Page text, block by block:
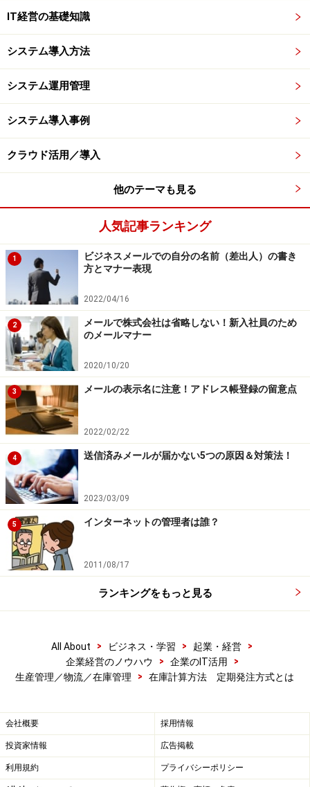
ば、資材在庫はほぼゼロになります。ただ納入する資材
メーカはたまったものではありません。輸送コストなど
を資材代に上乗せせざるをえなくなり、その分、製品コ
ストが上昇します。これは前回の経済的発注量で学びま
した。」
社長：「なるほど。発注コストが増えるわけですね。」
アドバイザー：「また経済的発注量の計算で全体の資材
について計算してみましたが、最適な年間発注回数は30
年間の発注回数 ＝ 資材の年間消費量÷１回あたりの
発注量
資材の年間消費量 ９，０００，０００個
一回当たりの発注量 ３００，０００個
年間の発注回数 ９，０００，０００÷３００，０００
＝３０回
アドバイザー：「製品全体からみても月2回以上の発注
タイミングが最適です。」
製品の重要度により発注方式を変える
社長：「特に製品Ｃに関しては資材発注のタイミングを
もう少し短くした方がよいということですね。」
製品の重要度により発注方式を変える
アドバイザー：「納入先との交渉になりますが、製品Ｃ
納入でよいでしょう。これだけでも資材在庫が現在より
も3分の1ほどになります。」
いんですね。」
アドバイザー：「そうです。製品ごとに売上に対する貢
献度にあわせて発注方式を見直した方がよいでしょう。
IT経営の基礎知識
システム導入方法
システム運用管理
システム導入事例
クラウド活用／導入
他のテーマも見る
人気記事ランキング
1
ビジネスメールでの自分の名前（差出人）の書き
方とマナー表現
2022/04/16
2
メールで株式会社は省略しない！新入社員のため
のメールマナー
2020/10/20
3 メールの表示名に注意！アドレス帳登録の留意点
2022/02/22
4 送信済みメールが届かない5つの原因＆対策法！
2023/03/09
5 インターネットの管理者は誰？
2011/08/17
ランキングをもっと見る
All About > ビジネス・学習 > 起業・経営
>
企業経営のノウハウ
> 企業のIT活用
>
生産管理／物流／在庫管理
> 在庫計算方法 定期発注方式とは
会社概要 採用情報
投資家情報 広告掲載
利用規約 プライバシーポリシー